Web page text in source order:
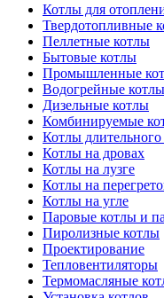
Котлы для
Твердотопливные
Пеллетные котлы
Бытовые котлы
Промышленные
Водогрейные котлы
Дизельные котлы
Комбинируемые
Котлы длительного
Котлы на дровах
Котлы на лузге
Котлы на
Котлы на угле
Паровые котлы и
Пиролизные котлы
Проектирование
Тепловентиляторы
Термомасляные